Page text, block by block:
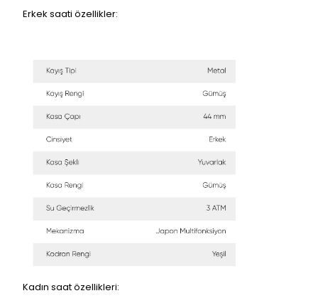
Erkek saati özellikler:
Kadın saat özellikleri: